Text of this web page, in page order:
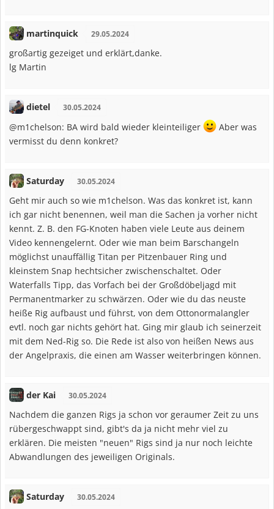
martinquick 29.05.2024
großartig gezeiget und erklärt,danke.
lg Martin
dietel 30.05.2024
@m1chelson: BA wird bald wieder kleinteiliger
Aber was
vermisst du denn konkret?
Saturday 30.05.2024
Geht mir auch so wie m1chelson. Was das konkret ist, kann
ich gar nicht benennen, weil man die Sachen ja vorher nicht
kennt. Z. B. den FG-Knoten haben viele Leute aus deinem
Video kennengelernt. Oder wie man beim Barschangeln
möglichst unauffällig Titan per Pitzenbauer Ring und
kleinstem Snap hechtsicher zwischenschaltet. Oder
Waterfalls Tipp, das Vorfach bei der Großdöbeljagd mit
Permanentmarker zu schwärzen. Oder wie du das neuste
heiße Rig aufbaust und führst, von dem Ottonormalangler
evtl. noch gar nichts gehört hat. Ging mir glaub ich seinerzeit
mit dem Ned-Rig so. Die Rede ist also von heißen News aus
der Angelpraxis, die einen am Wasser weiterbringen können.
der Kai 30.05.2024
Nachdem die ganzen Rigs ja schon vor geraumer Zeit zu uns
rübergeschwappt sind, gibt's da ja nicht mehr viel zu
erklären. Die meisten "neuen" Rigs sind ja nur noch leichte
Abwandlungen des jeweiligen Originals.
Saturday 30.05.2024